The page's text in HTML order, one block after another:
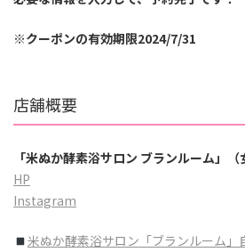
※クーポンの有効期限2024/7/31
店舗概要
「米ぬか酵素浴サロン ブランルーム」
HP
Instagram
米ぬか酵素浴サロン「ブランルーム」